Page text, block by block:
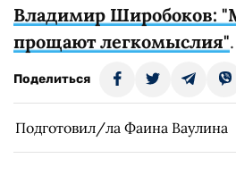
Владимир Широбоков:
прощают легкомыслия".
Поделиться
Подготовил/ла Фаина Ваулина